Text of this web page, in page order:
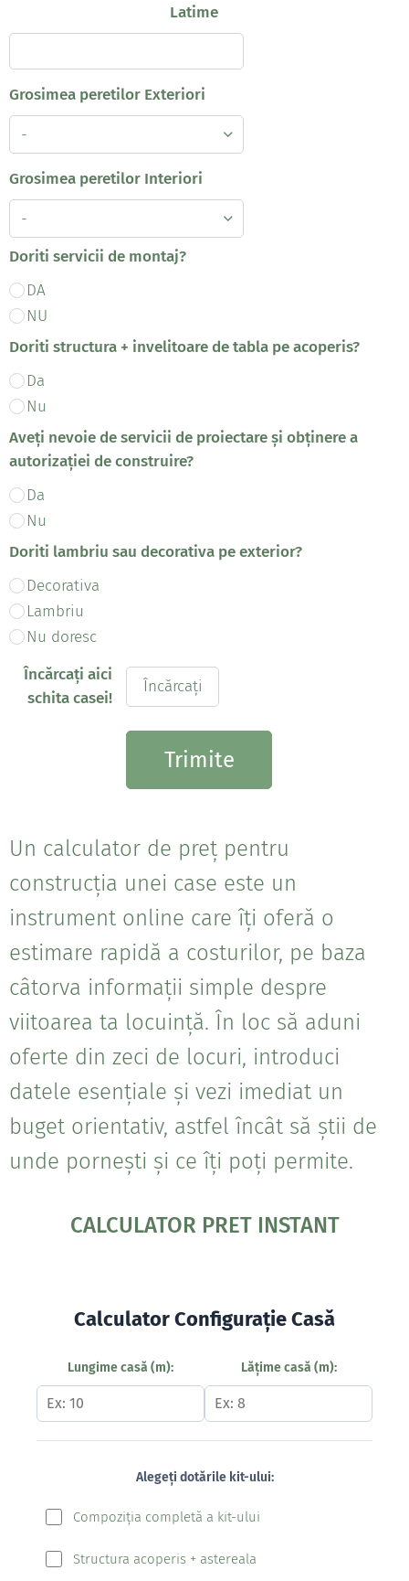
Latime
Grosimea peretilor Exteriori
Grosimea peretilor Interiori
Doriti servicii de montaj?
DA
NU
Doriti structura + invelitoare de tabla pe acoperis?
Da
Nu
Aveți nevoie de servicii de proiectare și obținere a
autorizației de construire?
Da
Nu
Doriti lambriu sau decorativa pe exterior?
Decorativa
Lambriu
Nu doresc
Încărcați aici
schita casei!
Încărcați
Trimite
Un calculator de preț pentru
construcția unei case este un
instrument online care îți oferă o
estimare rapidă a costurilor, pe baza
câtorva informații simple despre
viitoarea ta locuință. În loc să aduni
oferte din zeci de locuri, introduci
datele esențiale și vezi imediat un
buget orientativ, astfel încât să știi de
unde pornești și ce îți poți permite.
CALCULATOR PRET INSTANT
Calculator Configurație Casă
Lungime casă (m): Lățime casă (m):
Alegeți dotările kit-ului:
Compoziția completă a kit-ului
Structura acoperis + astereala